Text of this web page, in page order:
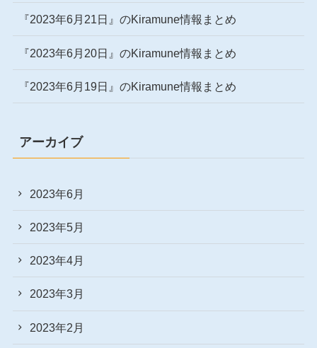
『2023年6月21日』のKiramune情報まとめ
『2023年6月20日』のKiramune情報まとめ
『2023年6月19日』のKiramune情報まとめ
アーカイブ
2023年6月
2023年5月
2023年4月
2023年3月
2023年2月